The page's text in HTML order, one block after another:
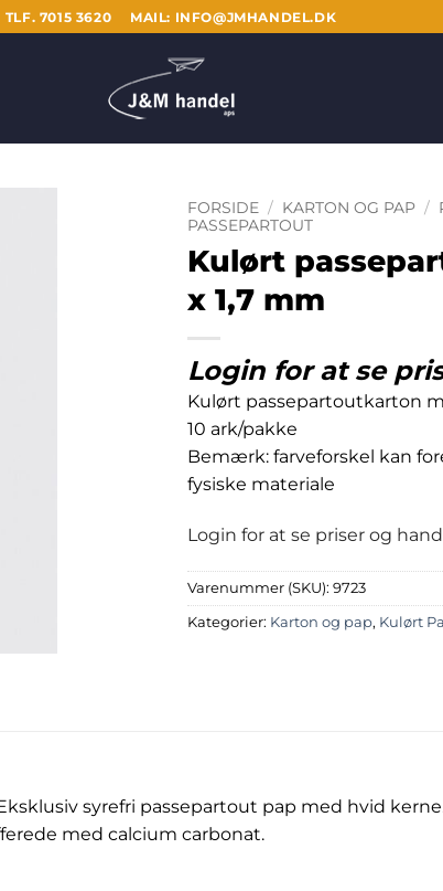
TLF. 7015 3620 MAIL: INFO@JMHANDEL.DK
FORSIDE / KARTON OG PAP /
PASSEPARTOUT
Kulørt
x 1,7 mm
Login for at se
Kulørt passepartoutkarton
10 ark/pakke
Bemærk: farveforskel kan
fysiske materiale
Login for at se priser og
Varenummer (SKU): 9723
Kategorier: Karton og pap, Kulørt
syrefri passepartout pap med hvid
med calcium carbonat.